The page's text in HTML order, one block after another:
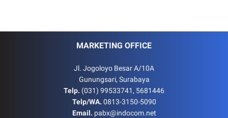
MARKETING OFFICE
Jl. Jogoloyo Besar A/10A
Gunungsari, Surabaya
Telp. (031) 99533741, 5681446
Telp/WA. 0813-3150-5090
Email. pabx@indocom.net